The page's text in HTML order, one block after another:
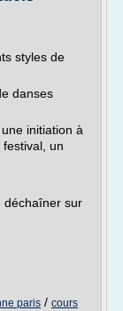
styles de
danses
initiation à
un
déchaîner sur
paris / cours